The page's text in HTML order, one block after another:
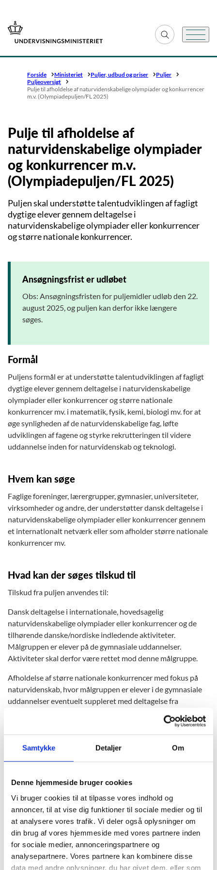
Samtykke Detaljer Om
Denne hjemmeside bruger cookies
Vi bruger cookies til at tilpasse vores indhold og
annoncer, til at vise dig funktioner til sociale medier og til
at analysere vores trafik. Vi deler også oplysninger om
din brug af vores hjemmeside med vores partnere inden
for sociale medier, annonceringspartnere og
analysepartnere. Vores partnere kan kombinere disse
data med andre oplysninger, du har givet dem, eller som
Gå til forsiden Fold søgefelt ud
Menu
Forside Ministeriet Puljer, udbud og priser
Puljer
Puljeoversigt
Pulje til afholdelse af naturvidenskabelige olympiader og konkurrencer
m.v. (Olympiadepuljen/FL 2025)
Pulje til afholdelse af
naturvidenskabelige olympiader
og konkurrencer m.v.
(Olympiadepuljen/FL 2025)
Puljen skal understøtte talentudviklingen af fagligt
dygtige elever gennem deltagelse i
naturvidenskabelige olympiader eller konkurrencer
og større nationale konkurrencer.
Ansøgningsfrist er udløbet
Obs: Ansøgningsfristen for puljemidler udløb den 22.
august 2025, og puljen kan derfor ikke længere
søges.
Formål
Puljens formål er at understøtte talentudviklingen af fagligt
dygtige elever gennem deltagelse i naturvidenskabelige
olympiader eller konkurrencer og større nationale
konkurrencer mv. i matematik, fysik, kemi, biologi mv. for at
øge synligheden af de naturvidenskabelige fag, løfte
udviklingen af fagene og styrke rekrutteringen til videre
uddannelse inden for naturvidenskab og teknologi.
Hvem kan søge
Faglige foreninger, lærergrupper, gymnasier, universiteter,
virksomheder og andre, der understøtter dansk deltagelse i
naturvidenskabelige olympiader eller konkurrencer gennem
et internationalt netværk eller som afholder større nationale
konkurrencer mv.
Hvad kan der søges tilskud til
Tilskud fra puljen anvendes til:
Dansk deltagelse i internationale, hovedsagelig
naturvidenskabelige olympiader eller konkurrencer og de
tilhørende danske/nordiske indledende aktiviteter.
Målgruppen er elever på de gymnasiale uddannelser.
Aktiviteter skal derfor være rettet mod denne målgruppe.
Afholdelse af større nationale konkurrencer med fokus på
naturvidenskab, hvor målgruppen er elever i de gymnasiale
uddannelser eventuelt suppleret med deltagelse fra
lette overgangen til de gymnasiale uddannelser.
naturvidenskabelige olympiader og konkurrencer m.v.
(Olympiadepuljen/FL 2025)" for information om
ansøgningsproceduren, krav og vilkår for ansøgning og
tilskud samt vurderingskriterier for behandling af
ansøgningen. Vejledningen findes under
"Ansøgningsmateriale", hvor de skabeloner og skemaer, som
skal anvendes også kan findes.